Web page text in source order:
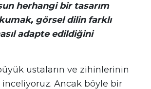
herhangi bir tasarım
görsel dilin farklı
adapte edildiğini
ustaların ve zihinlerinin
inceliyoruz. Ancak böyle bir